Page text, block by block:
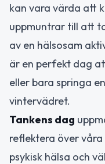
kan vara värda att
uppmuntrar till att
av en hälsosam
är en perfekt dag
eller bara springa
vintervädret.
Tankens dag
reflektera över
psykisk hälsa och